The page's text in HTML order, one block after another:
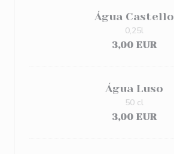
Água Castello
3,00 EUR
0,25l
Água Luso
3,00 EUR
50 cl